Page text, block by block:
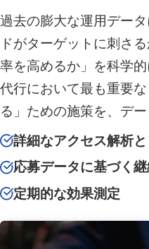
過去の膨大な運用デー
ドがターゲットに刺さ
率を高めるか」を科学
代行において最も重要
る」ための施策を、デ
詳細なアクセス解析と
応募データに基づく
定期的な効果測定